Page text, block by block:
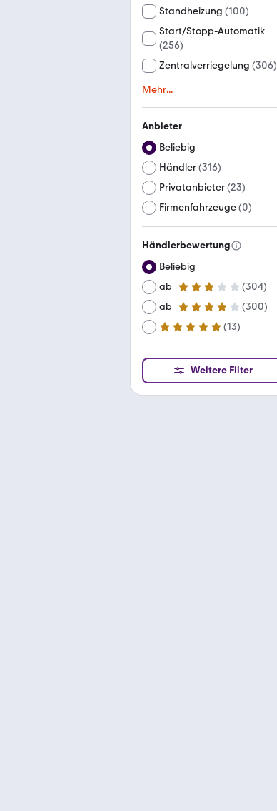
Standheizung (100)
Start/Stopp-Automatik
(256)
Zentralverriegelung (306)
Mehr...
Anbieter
Beliebig
Händler(316)
Privatanbieter(23)
Firmenfahrzeuge(0)
Händlerbewertung
Beliebig
ab
3 Sterne (304)
ab
4 Sterne (300)
ab
5 Sterne (13)
Weitere Filter